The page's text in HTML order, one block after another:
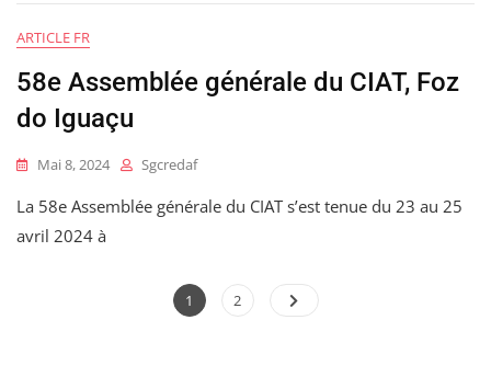
ARTICLE FR
58e Assemblée générale du CIAT, Foz
do Iguaçu
Mai 8, 2024 Sgcredaf
La 58e Assemblée générale du CIAT s’est tenue du 23 au 25
avril 2024 à
Pagination
Page
1 Page
2